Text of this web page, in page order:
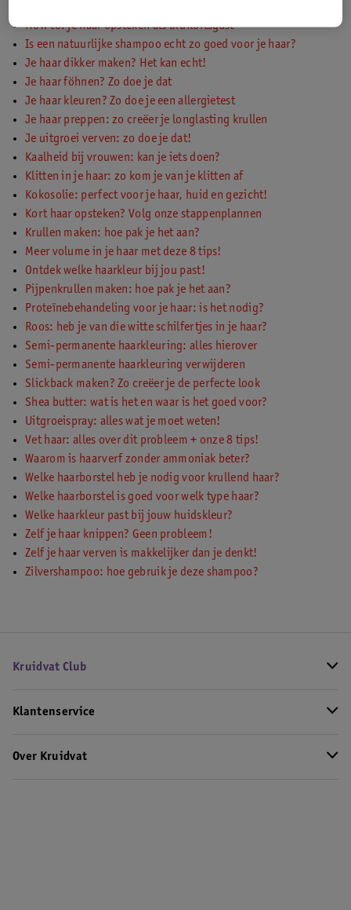
How to: je haar opsteken als bruiloftsgast
Is een natuurlijke shampoo echt zo goed voor je haar?
Je haar dikker maken? Het kan echt!
Je haar föhnen? Zo doe je dat
Je haar kleuren? Zo doe je een allergietest
Je haar preppen: zo creëer je longlasting krullen
Je uitgroei verven: zo doe je dat!
Kaalheid bij vrouwen: kan je iets doen?
Klitten in je haar: zo kom je van je klitten af
Kokosolie: perfect voor je haar, huid en gezicht!
Kort haar opsteken? Volg onze stappenplannen
Krullen maken: hoe pak je het aan?
Meer volume in je haar met deze 8 tips!
Ontdek welke haarkleur bij jou past!
Pijpenkrullen maken: hoe pak je het aan?
Proteïnebehandeling voor je haar: is het nodig?
Roos: heb je van die witte schilfertjes in je haar?
Semi-permanente haarkleuring: alles hierover
Semi-permanente haarkleuring verwijderen
Slickback maken? Zo creëer je de perfecte look
Shea butter: wat is het en waar is het goed voor?
Uitgroeispray: alles wat je moet weten!
Vet haar: alles over dit probleem + onze 8 tips!
Waarom is haarverf zonder ammoniak beter?
Welke haarborstel heb je nodig voor krullend haar?
Welke haarborstel is goed voor welk type haar?
Welke haarkleur past bij jouw huidskleur?
Zelf je haar knippen? Geen probleem!
Zelf je haar verven is makkelijker dan je denkt!
Zilvershampoo: hoe gebruik je deze shampoo?
Kruidvat Club
Klantenservice
Over Kruidvat